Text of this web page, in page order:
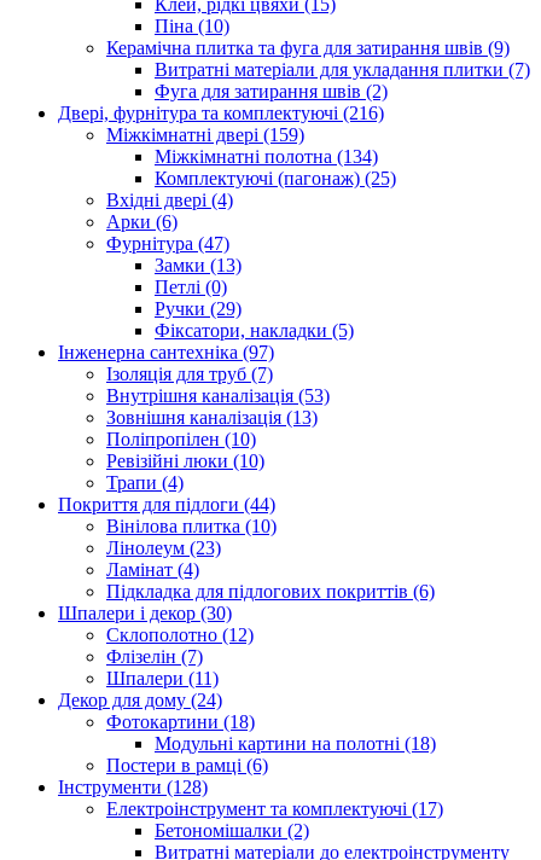
Піна (10)
Керамічна плитка та фуга для затирання швів (9)
Витратні матеріали для укладання плитки (7)
Фуга для затирання швів (2)
Двері, фурнітура та комплектуючі (216)
Міжкімнатні двері (159)
Міжкімнатні полотна (134)
Комплектуючі (пагонаж) (25)
Вхідні двері (4)
Арки (6)
Фурнітура (47)
Замки (13)
Петлі (0)
Ручки (29)
Фіксатори, накладки (5)
Інженерна сантехніка (97)
Ізоляція для труб (7)
Внутрішня каналізація (53)
Зовнішня каналізація (13)
Поліпропілен (10)
Ревізійні люки (10)
Трапи (4)
Покриття для підлоги (44)
Вінілова плитка (10)
Лінолеум (23)
Ламінат (4)
Підкладка для підлогових покриттів (6)
Шпалери і декор (30)
Склополотно (12)
Флізелін (7)
Шпалери (11)
Декор для дому (24)
Фотокартини (18)
Модульні картини на полотні (18)
Постери в рамці (6)
Інструменти (128)
Електроінструмент та комплектуючі (17)
Бетономішалки (2)
Витратні матеріали до електроінструменту